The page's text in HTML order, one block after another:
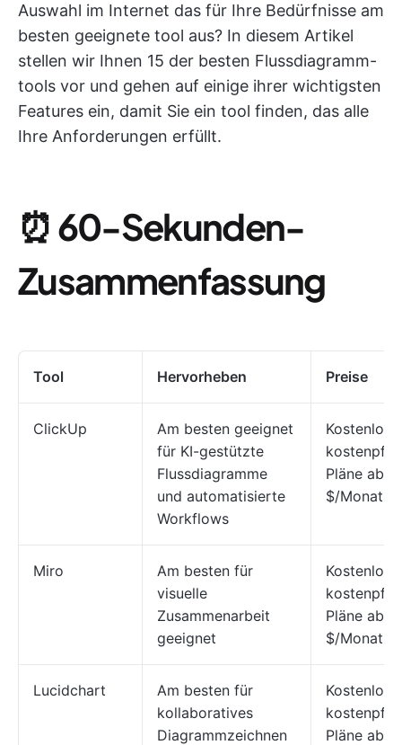
Auswahl im Internet das für Ihre Bedürfnisse am
besten geeignete tool aus? In diesem Artikel
stellen wir Ihnen 15 der besten Flussdiagramm-
tools vor und gehen auf einige ihrer wichtigsten
Features ein, damit Sie ein tool finden, das alle
Ihre Anforderungen erfüllt.
⏰60-Sekunden-
Zusammenfassung
Tool Hervorheben Preise
ClickUp
Am besten geeignet
für KI-gestützte
Flussdiagramme
und automatisierte
Workflows
Kostenlos;
Pläne ab 7
$/Monat
Miro
Am besten für
visuelle
Zusammenarbeit
geeignet
Kostenlos;
Pläne ab
$/Monat
Lucidchart
Am besten für
kollaboratives
Diagrammzeichnen
Kostenlos;
Pläne ab 9